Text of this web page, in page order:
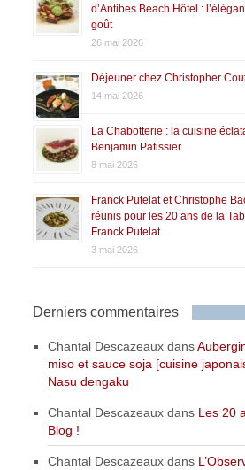
d’Antibes Beach Hôtel :
goût
26 mai 2026
Déjeuner chez Christopher
14 mai 2026
La Chabotterie : la cuisine
Benjamin Patissier
8 mai 2026
Franck Putelat et Christophe
réunis pour les 20 ans de la
Franck Putelat
3 mai 2026
Derniers commentaires
Chantal Descazeaux dans
miso et sauce soja [cuisine
Nasu dengaku
Chantal Descazeaux dans Les 20
Blog !
Chantal Descazeaux dans